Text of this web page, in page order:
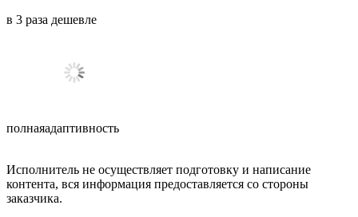
в 3 раза дешевле
полнаяадаптивность
Исполнитель не осуществляет подготовку и написание
контента, вся информация предоставляется со стороны
заказчика.